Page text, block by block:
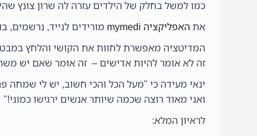
כמו למשל בחלק של הילדים עזרה לה שרון צונץ
את האפליקציה mymedi מורידים לנייד, נרשמים,
המדיטציה מאפשרת לחוות את הקושי והלחץ
זה לא אומר להיות אדישים – זה אומר שאם יש
ינאי מעידה כי "מעל הכל והכי חשוב, יש לי שמחה
ואני מאוד רוצה שכמה שיותר אנשים ירגישו כמוני!"
לראיון המלא: